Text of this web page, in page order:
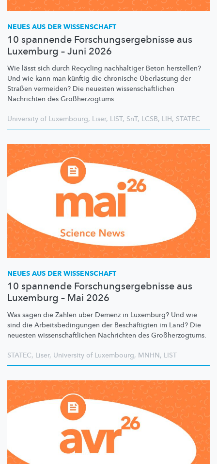
NEUES AUS DER WISSENSCHAFT
10 spannende Forschungsergebnisse aus
Luxemburg – Juni 2026
Wie lässt sich durch Recycling nachhaltiger Beton herstellen?
Und wie kann man künftig die chronische Überlastung der
Straßen vermeiden? Die neuesten wissenschaftlichen
Nachrichten des Großherzogtums
University of Luxembourg, Liser, LIST, SnT, LCSB, LIH, STATEC
NEUES AUS DER WISSENSCHAFT
10 spannende Forschungsergebnisse aus
Luxemburg – Mai 2026
Was sagen die Zahlen über Demenz in Luxemburg? Und wie
sind die Arbeitsbedingungen der Beschäftigten im Land? Die
neuesten wissenschaftlichen Nachrichten des Großherzogtums.
STATEC, Liser, University of Luxembourg, MNHN, LIST